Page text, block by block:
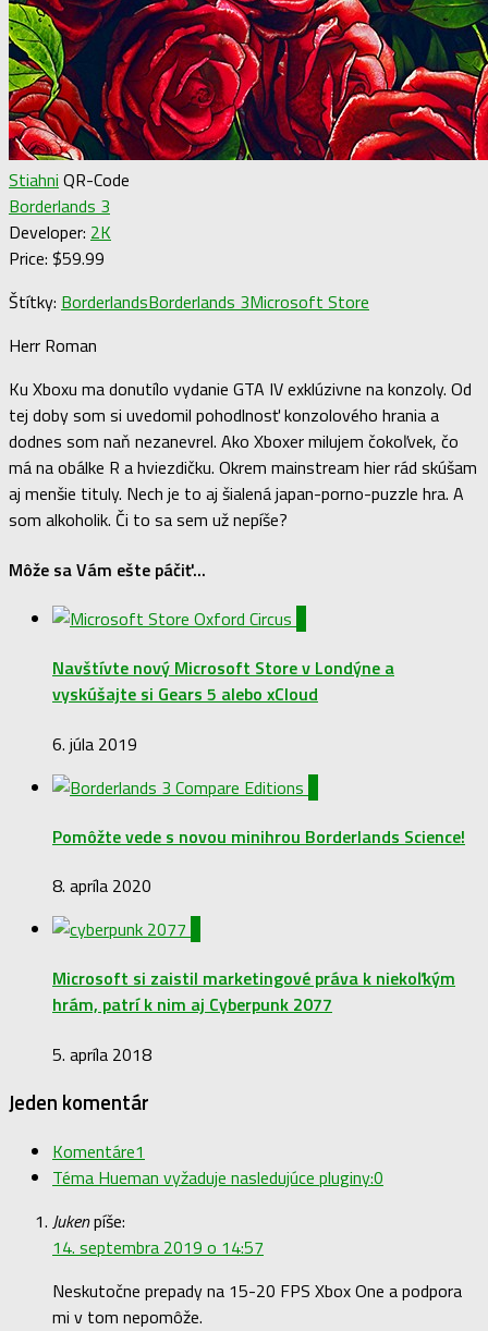
Stiahni QR-Code
Borderlands 3
Developer: 2K
Price: $59.99
Štítky: BorderlandsBorderlands 3Microsoft Store
Herr Roman
Ku Xboxu ma donutílo vydanie GTA IV exklúzivne na konzoly. Od
tej doby som si uvedomil pohodlnosť konzolového hrania a
dodnes som naň nezanevrel. Ako Xboxer milujem čokoľvek, čo
má na obálke R a hviezdičku. Okrem mainstream hier rád skúšam
aj menšie tituly. Nech je to aj šialená japan-porno-puzzle hra. A
som alkoholik. Či to sa sem už nepíše?
Môže sa Vám ešte páčiť...
Navštívte nový Microsoft Store v Londýne a
vyskúšajte si Gears 5 alebo xCloud
6. júla 2019
Pomôžte vede s novou minihrou Borderlands Science!
8. apríla 2020
Microsoft si zaistil marketingové práva k niekoľkým
hrám, patrí k nim aj Cyberpunk 2077
5. apríla 2018
Jeden komentár
Komentáre1
Téma Hueman vyžaduje nasledujúce pluginy:0
Jukenpíše:
14. septembra 2019 o 14:57
Neskutočne prepady na 15-20 FPS Xbox One a podpora
mi v tom nepomôže.